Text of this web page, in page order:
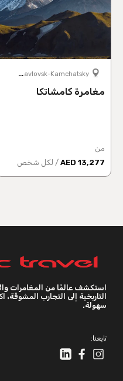
P
etropavlovsk-Kamchatsky
مغامرة كامشاتكا
من
13,277 AED
/ لكل شخص
استكشف عالمًا من المغامرات
التاريخية إلى التجارب
سهولة.
تابعنا: